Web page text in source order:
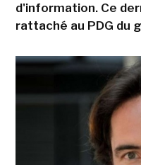
d'information. Ce
rattaché au PDG du